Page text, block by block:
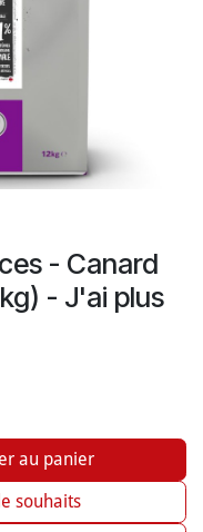
- Canard
- J'ai plus
au panier
souhaits